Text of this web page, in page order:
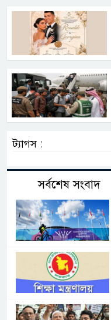
ট্যাগস :
সর্বশেষ সংবাদ